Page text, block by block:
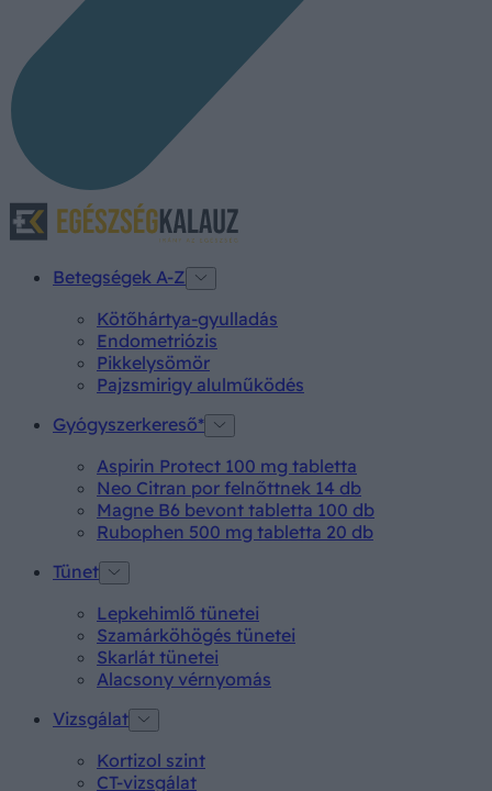
Betegségek A-Z
Kötőhártya-gyulladás
Endometriózis
Pikkelysömör
Pajzsmirigy alulműködés
Gyógyszerkereső*
Aspirin Protect 100 mg tabletta
Neo Citran por felnőttnek 14 db
Magne B6 bevont tabletta 100 db
Rubophen 500 mg tabletta 20 db
Tünet
Lepkehimlő tünetei
Szamárköhögés tünetei
Skarlát tünetei
Alacsony vérnyomás
Vizsgálat
Kortizol szint
CT-vizsgálat